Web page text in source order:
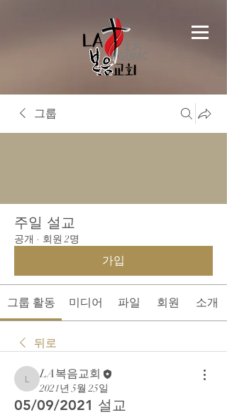
그룹
주일 설교
공개 · 회원 2명
가입
그룹 활동 미디어 파일 회원 소개
뒤로
LA복음교회
LA복음교회
2021년 5월 25일
05/09/2021 설교